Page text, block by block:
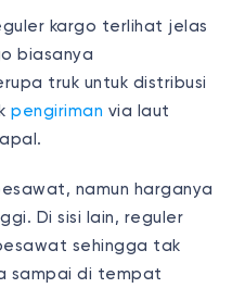
kargo terlihat jelas
biasanya
truk untuk distribusi
pengiriman via laut
namun harganya
Di sisi lain, reguler
sehingga tak
sampai di tempat